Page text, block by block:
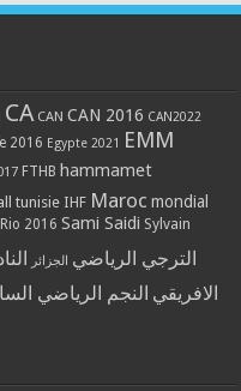
CA CAN CAN 2016 CAN2022
2016 Egypte 2021 EMM
FTHB hammamet
tunisie IHF Maroc mondial
Rio 2016 Sami Saidi Sylvain
الترجي الرياضي الجزائر
الافريقي النجم الرياضي